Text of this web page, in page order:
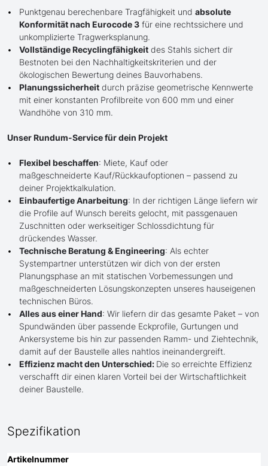
Punktgenau berechenbare Tragfähigkeit und absolute
Konformität nach Eurocode 3 für eine rechtssichere und
unkomplizierte Tragwerksplanung.
Vollständige Recyclingfähigkeit des Stahls sichert dir
Bestnoten bei den Nachhaltigkeitskriterien und der
ökologischen Bewertung deines Bauvorhabens.
Planungssicherheit durch präzise geometrische Kennwerte
mit einer konstanten Profilbreite von 600 mm und einer
Wandhöhe von 310 mm.
Unser Rundum-Service für dein Projekt
Flexibel beschaffen: Miete, Kauf oder
maßgeschneiderte Kauf/Rückkaufoptionen – passend zu
deiner Projektkalkulation.
Einbaufertige Anarbeitung: In der richtigen Länge liefern wir
die Profile auf Wunsch bereits gelocht, mit passgenauen
Zuschnitten oder werkseitiger Schlossdichtung für
drückendes Wasser.
Technische Beratung & Engineering: Als echter
Systempartner unterstützen wir dich von der ersten
Planungsphase an mit statischen Vorbemessungen und
maßgeschneiderten Lösungskonzepten unseres hauseigenen
technischen Büros.
Alles aus einer Hand: Wir liefern dir das gesamte Paket – von
Spundwänden über passende Eckprofile, Gurtungen und
Ankersysteme bis hin zur passenden Ramm- und Ziehtechnik,
damit auf der Baustelle alles nahtlos ineinandergreift.
Effizienz macht den Unterschied: Die so erreichte Effizienz
verschafft dir einen klaren Vorteil bei der Wirtschaftlichkeit
deiner Baustelle.
Spezifikation
Artikelnummer